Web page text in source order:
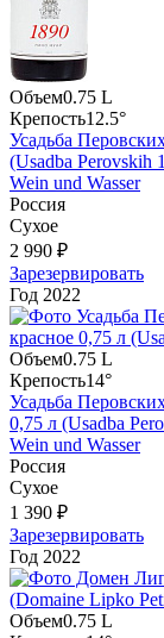
Объем0.75 L
Крепость12.5°
Усадьба
(Usadba Perovskih
Wein und Wasser
Россия
Сухое
2 990 ₽
Зарезервировать
Год 2022
Объем0.75 L
Крепость14°
Усадьба
0,75 л (Usadba
Wein und Wasser
Россия
Сухое
1 390 ₽
Зарезервировать
Год 2022
Объем0.75 L